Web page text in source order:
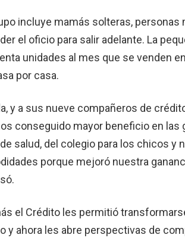
incluye mamás solteras,
el oficio para salir adelante. La
unidades al mes que se venden
por casa.
y a sus nueve compañeros de
conseguido mayor beneficio en
salud, del colegio para los chicos y
porque mejoró nuestra
el Crédito les permitió
y ahora les abre perspectivas de